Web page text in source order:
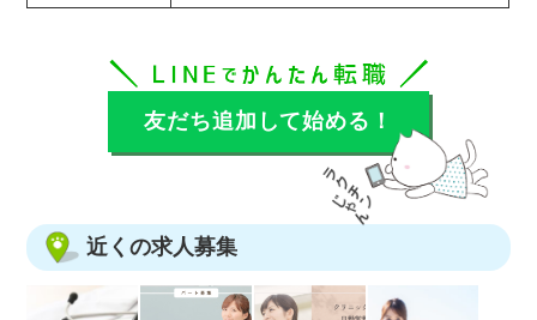
友だち追加して始める！
近くの求人募集